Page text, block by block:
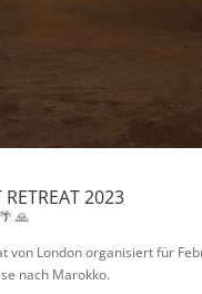
RETREAT 2023
🙏
von London organisiert für
nach Marokko.